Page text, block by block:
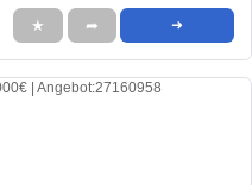
★ ➦ ➜